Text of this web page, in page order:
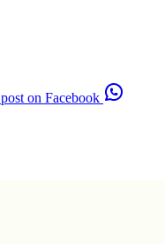
on Facebook